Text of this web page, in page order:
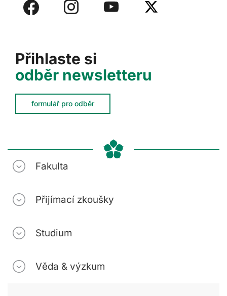
Přihlaste si
odběr newsletteru
formulář pro odběr
Fakulta
Přijímací zkoušky
Studium
Věda & výzkum